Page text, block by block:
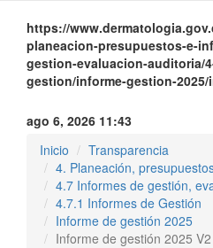
https://
planeacion-presupuestos-e-
gestion-evaluacion-auditoria/
gestion/informe-gestion-
ago 6, 2026 11:43
Inicio
Transparencia
4. Planeación,
4.7 Informes de gestión,
4.7.1 Informes de Gestión
Informe de gestión 2025
Informe de gestión 2025 V2